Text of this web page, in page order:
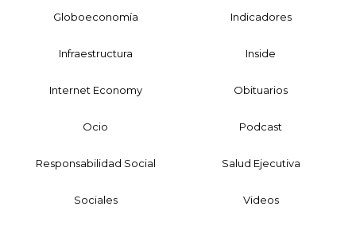
Globoeconomía Indicadores
Infraestructura Inside
Internet Economy Obituarios
Ocio Podcast
Responsabilidad Social Salud Ejecutiva
Sociales Videos